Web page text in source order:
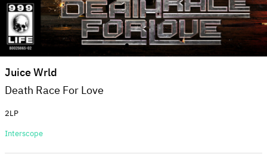
Juice Wrld
Death Race For Love
2LP
Interscope